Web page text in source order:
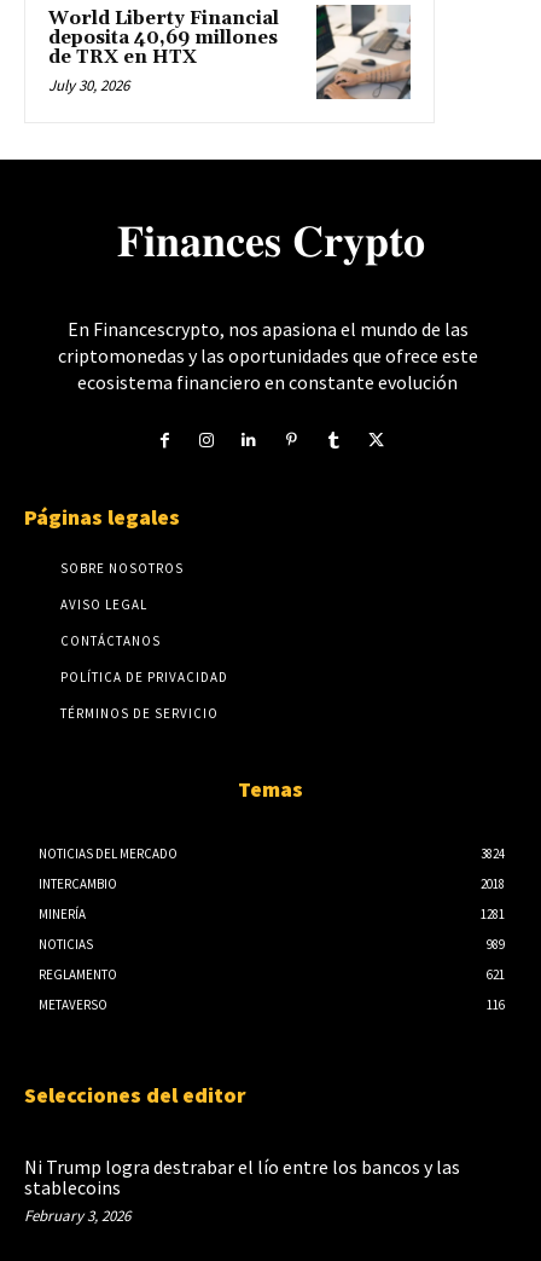
World Liberty Financial
deposita 40,69 millones
de TRX en HTX
July 30, 2026
𝐅𝐢𝐧𝐚𝐧𝐜𝐞𝐬 𝐂𝐫𝐲𝐩𝐭𝐨
En Financescrypto, nos apasiona el mundo de las
criptomonedas y las oportunidades que ofrece este
ecosistema financiero en constante evolución
Páginas legales
SOBRE NOSOTROS
AVISO LEGAL
CONTÁCTANOS
POLÍTICA DE PRIVACIDAD
TÉRMINOS DE SERVICIO
Temas
NOTICIAS DEL MERCADO
3824
INTERCAMBIO
2018
MINERÍA
1281
NOTICIAS
989
REGLAMENTO
621
METAVERSO
116
Selecciones del editor
Ni Trump logra destrabar el lío entre los bancos y las
stablecoins
February 3, 2026